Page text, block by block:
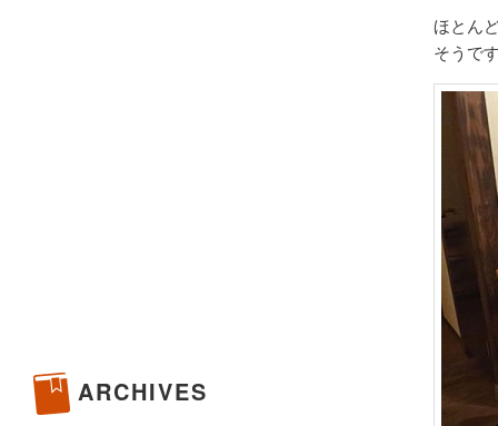
ほとん
そうで
ARCHIVES